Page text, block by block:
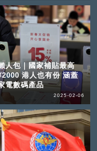
人包｜國家補貼最高
港人也有份 涵蓋
電數碼產品
2025-02-06